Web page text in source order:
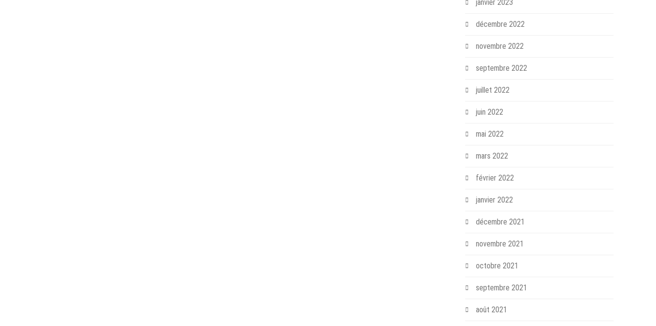
janvier 2023
décembre 2022
novembre 2022
septembre 2022
juillet 2022
juin 2022
mai 2022
mars 2022
février 2022
janvier 2022
décembre 2021
novembre 2021
octobre 2021
septembre 2021
août 2021